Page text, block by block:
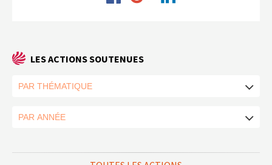
LES ACTIONS SOUTENUES